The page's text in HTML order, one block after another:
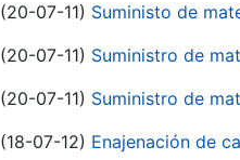
(20-07-11) Suministo de
(20-07-11) Suministro de
(20-07-11) Suministro de
(18-07-12) Enajenación de